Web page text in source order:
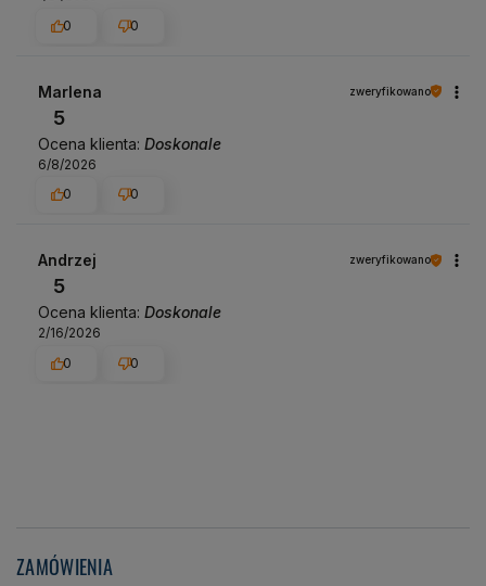
0
0
Marlena zweryfikowano
5
Ocena klienta: Doskonale
6/8/2026
0
0
Andrzej zweryfikowano
5
Ocena klienta: Doskonale
2/16/2026
0
0
ZAMÓWIENIA